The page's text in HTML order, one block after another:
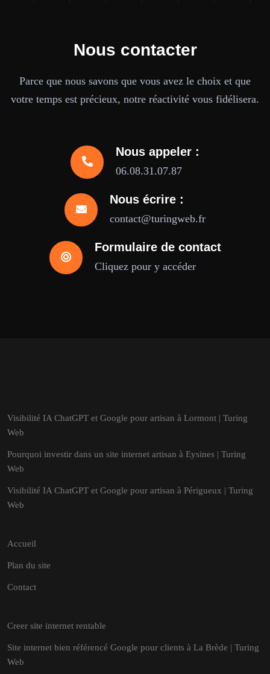
Nous contacter
Parce que nous savons que vous avez le choix et que
votre temps est précieux, notre réactivité vous fidélisera.
Nous appeler :
06.08.31.07.87
Nous écrire :
contact@turingweb.fr
Formulaire de contact
Cliquez pour y accéder
Visibilité IA ChatGPT et Google pour artisan à Lormont | Turing
Web
Pourquoi investir dans un site internet artisan à Eysines | Turing
Web
Visibilité IA ChatGPT et Google pour artisan à Périgueux | Turing
Web
Accueil
Plan du site
Contact
Creer site internet rentable
Site internet bien référencé Google pour clients à La Brède | Turing
Web